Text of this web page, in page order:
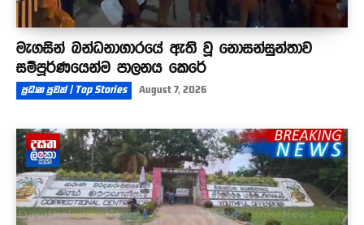
මැගසින් බන්ධනාගාරයේ ඇති වූ නොසන්සුන්තාව
සම්පූර්ණයෙන්ම පාලනය කෙරේ
ප්‍රධාන පුවත් | Top Stories August 7, 2026